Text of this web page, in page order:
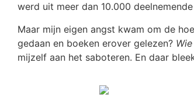
werd uit meer dan 10.000
Maar mijn eigen angst kwam om de
gedaan en boeken erover gelezen?
mijzelf aan het saboteren. En daar